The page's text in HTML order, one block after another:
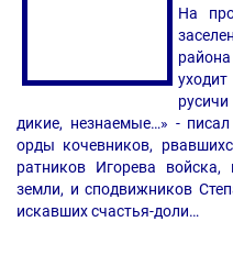
На
дикие, незнаемые…» -
орды кочевников,
ратников Игорева
земли, и сподвижников
искавших счастья-доли…